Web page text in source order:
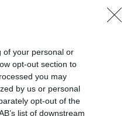
of your personal or
opt-out section to
you may
by us or personal
opt-out of the
list of downstream
poltrona...e se prendessi la